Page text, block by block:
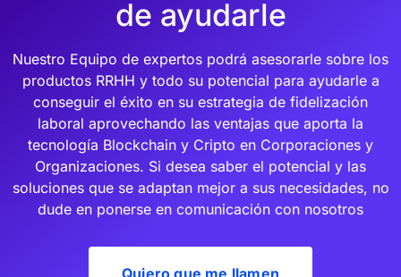
de ayudarle
Nuestro Equipo de expertos podrá asesorarle sobre los
productos RRHH y todo su potencial para ayudarle a
conseguir el éxito en su estrategia de fidelización
laboral aprovechando las ventajas que aporta la
tecnología Blockchain y Cripto en Corporaciones y
Organizaciones. Si desea saber el potencial y las
soluciones que se adaptan mejor a sus necesidades, no
dude en ponerse en comunicación con nosotros
Quiero que me llamen